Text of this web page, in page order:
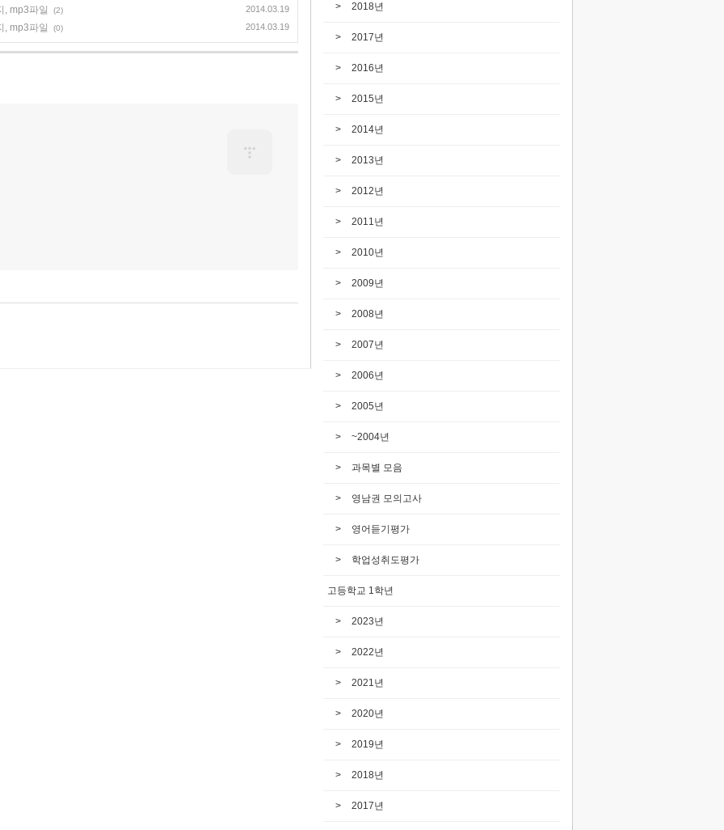
, mp3파일 (2) 2014.03.19
, mp3파일 (0) 2014.03.19
2018년
2017년
2016년
2015년
2014년
2013년
2012년
2011년
2010년
2009년
2008년
2007년
2006년
2005년
~2004년
과목별 모음
영남권 모의고사
영어듣기평가
학업성취도평가
고등학교 1학년
2023년
2022년
2021년
2020년
2019년
2018년
2017년